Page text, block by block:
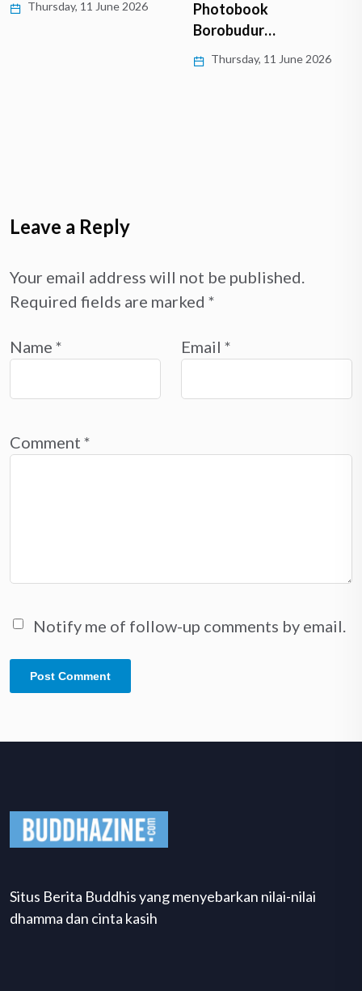
Thursday, 11 June 2026
Photobook
Borobudur…
Thursday, 11 June 2026
Leave a Reply
Your email address will not be published.
Required fields are marked *
Name * Email *
Comment *
Notify me of follow-up comments by email.
Situs Berita Buddhis yang menyebarkan nilai-nilai
dhamma dan cinta kasih